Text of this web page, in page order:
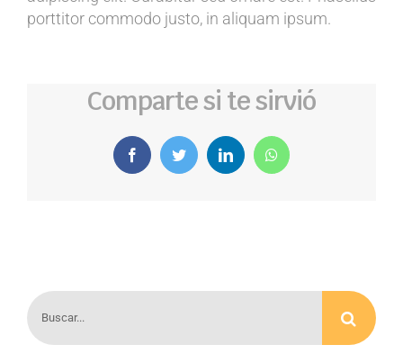
porttitor commodo justo, in aliquam ipsum.
Comparte si te sirvió
FacebookTwitter LinkedInWhatsApp
Buscar: